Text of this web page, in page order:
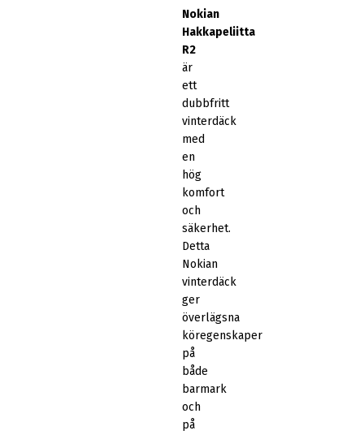
Nokian
Hakkapeliitta
R2
är
ett
dubbfritt
vinterdäck
med
en
hög
komfort
och
säkerhet.
Detta
Nokian
vinterdäck
ger
överlägsna
köregenskaper
på
både
barmark
och
på